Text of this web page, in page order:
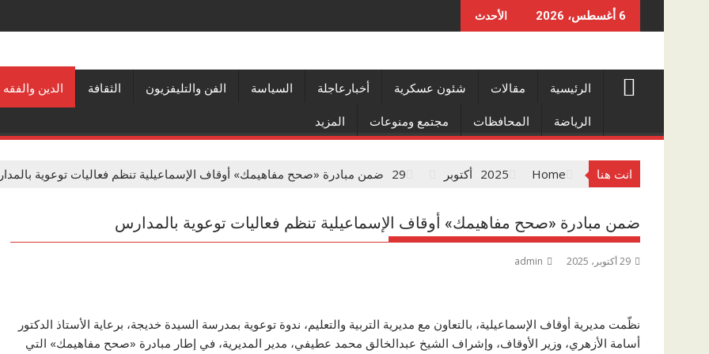
to
6 أغسطس، 2026 الأحدث
الرئيسية مقالات شئون عسكرية أخبارعاجلة السياسة الفن والتليفزيون الثقافة الدين والفقه
الرياضة المحافظات مجتمع ومنوعات المزيد
انت هنا Home
2025 أكتوبر 29 ضمن مبادرة «صحح مفاهيمك» أوقاف الإسماعيلية تنظم فعاليات توعوية
ضمن مبادرة «صحح مفاهيمك» أوقاف الإسماعيلية تنظم فعاليات توعوية بالمدارس
29 أكتوبر، 2025 admin
نظّمت مديرية أوقاف الإسماعيلية، بالتعاون مع مديرية التربية والتعليم، ندوة توعوية بمدرسة السيدة خديجة، برعاية الأستاذ الدكتور
أسامة الأزهري، وزير الأوقاف، وإشراف الشيخ عبدالخالق محمد عطيفي، مدير المديرية، في إطار مبادرة «صحح مفاهيمك» التي